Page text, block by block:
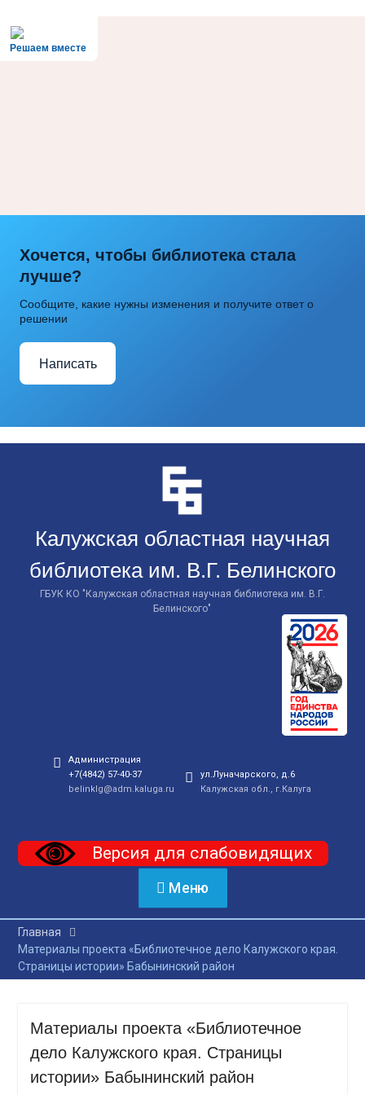
Решаем вместе
Хочется, чтобы библиотека стала
лучше?
Сообщите, какие нужны изменения и получите ответ о
решении
Написать
Калужская областная научная
библиотека им. В.Г. Белинского
ГБУК КО "Калужская областная научная библиотека им. В.Г.
Белинского"
Администрация
+7(4842) 57-40-37
belinklg@adm.kaluga.ru
ул.Луначарского, д.6
Калужская обл., г.Калуга
Версия для слабовидящих
Меню
Главная
Материалы проекта «Библиотечное дело Калужского края.
Страницы истории» Бабынинский район
Материалы проекта «Библиотечное
дело Калужского края. Страницы
истории» Бабынинский район